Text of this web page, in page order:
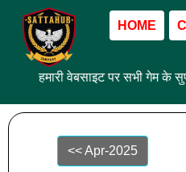
HOME
हमारी वेबसाइट पर सभी गेम
<< Apr-2025